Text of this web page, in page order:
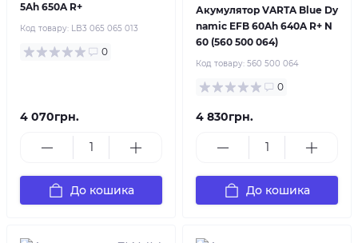
5Ah 650A R+
Код товару: LB3 065 065 013
0
4 070грн.
До кошика
Акумулятор VARTA Blue Dy
namic EFB 60Ah 640A R+ N
60 (560 500 064)
Код товару: 560 500 064
0
4 830грн.
До кошика